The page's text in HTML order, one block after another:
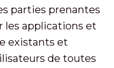
parties prenantes
les applications et
existants et
de toutes